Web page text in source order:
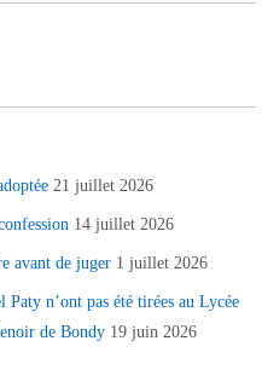
21 juillet 2026
14 juillet 2026
avant de juger 1 juillet 2026
Paty n’ont pas été tirées au Lycée
de Bondy 19 juin 2026